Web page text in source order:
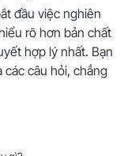
đầu việc nghiên
rõ hơn bản chất
hợp lý nhất. Bạn
các câu hỏi, chẳng